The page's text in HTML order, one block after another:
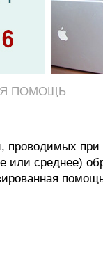
ПОМОЩЬ
при
среднее)